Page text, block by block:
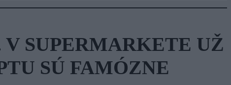
SUPERMARKETE UŽ
SÚ FAMÓZNE